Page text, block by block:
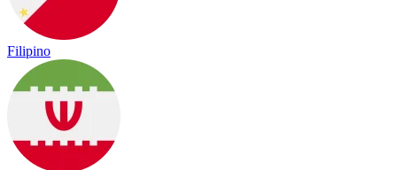
Filipino